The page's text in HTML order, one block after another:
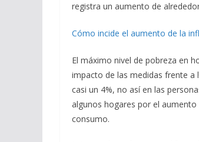
registra un aumento de
Cómo incide el aumento de la
El máximo nivel de pobreza en
impacto de las medidas frente a
casi un 4%, no así en las
algunos hogares por el
consumo.